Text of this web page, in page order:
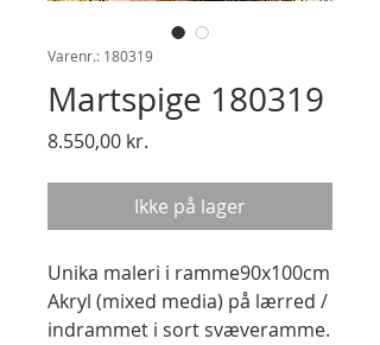
Varenr.: 180319
Martspige 180319
8.550,00 kr.
Ikke på lager
Unika maleri i ramme90x100cm
Akryl (mixed media) på lærred /
indrammet i sort svæveramme.